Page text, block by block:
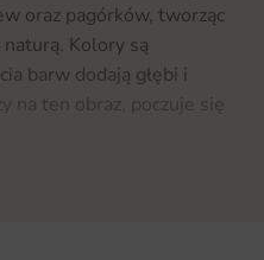
oraz pagórków, tworząc
Kolory są
barw dodają głębi i
na ten obraz, poczuje się
wnętrza nutę magii